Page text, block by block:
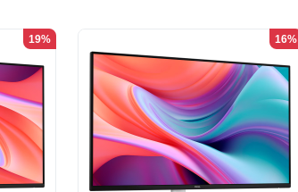
19% 16%